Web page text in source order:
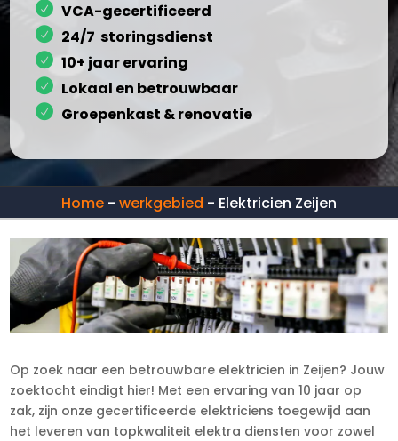
VCA-gecertificeerd
24/7 storingsdienst
10+ jaar ervaring
Lokaal en betrouwbaar
Groepenkast & renovatie
Home - werkgebied - Elektricien Zeijen
Op zoek naar een betrouwbare elektricien in Zeijen? Jouw
zoektocht eindigt hier! Met een ervaring van 10 jaar op
zak, zijn onze gecertificeerde elektriciens toegewijd aan
het leveren van topkwaliteit elektra diensten voor zowel